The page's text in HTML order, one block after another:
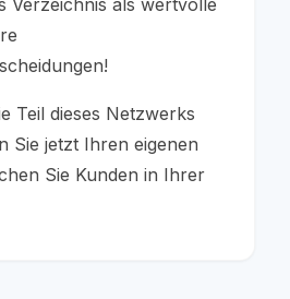
Verzeichnis als wertvolle
Teil dieses Netzwerks
Sie jetzt Ihren eigenen
Sie Kunden in Ihrer